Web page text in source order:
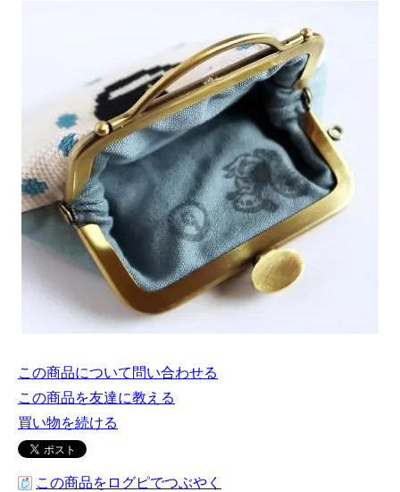
この商品について問い合わせる
この商品を友達に教える
買い物を続ける
この商品をログピでつぶやく